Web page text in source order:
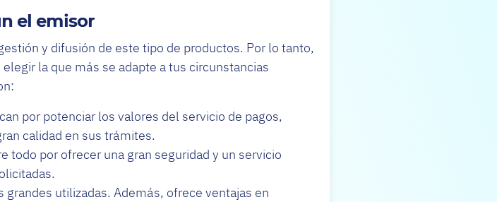
el emisor
y difusión de este tipo de productos. Por lo tanto,
la que más se adapte a tus circunstancias
por potenciar los valores del servicio de pagos,
calidad en sus trámites.
todo por ofrecer una gran seguridad y un servicio
grandes utilizadas. Además, ofrece ventajas en